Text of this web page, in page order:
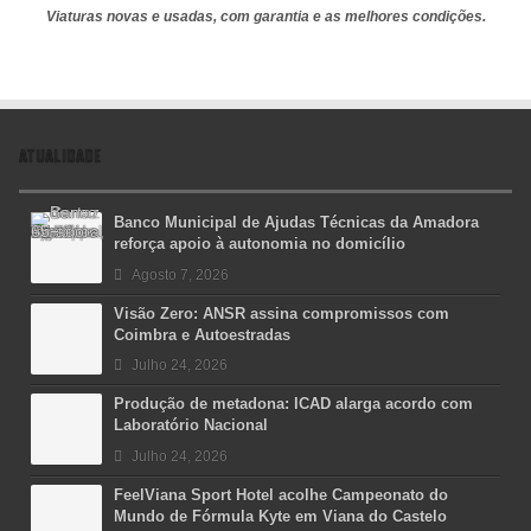
Viaturas novas e usadas, com garantia e as melhores condições.
ATUALIDADE
Banco Municipal de Ajudas Técnicas da Amadora
reforça apoio à autonomia no domicílio
Agosto 7, 2026
Visão Zero: ANSR assina compromissos com
Coimbra e Autoestradas
Julho 24, 2026
Produção de metadona: ICAD alarga acordo com
Laboratório Nacional
Julho 24, 2026
FeelViana Sport Hotel acolhe Campeonato do
Mundo de Fórmula Kyte em Viana do Castelo